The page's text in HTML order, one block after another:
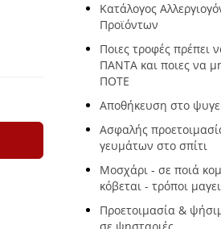
Κατάλογος
Προϊόντων
Ποιες τροφές πρέπει
ΠΑΝΤΑ και ποιες να
ΠΟΤΕ
Αποθήκευση στο
Ασφαλής
γευμάτων στο σπίτι
Μοσχάρι - σε ποιά
κόβεται - τρόποι
Προετοιμασία &